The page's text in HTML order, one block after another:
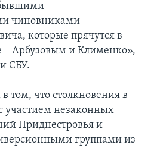
чиновниками
которые прячутся в
– Арбузовым и Клименко», –
СБУ.
том, что столкновения в
участием незаконных
Приднестровья и
группами из